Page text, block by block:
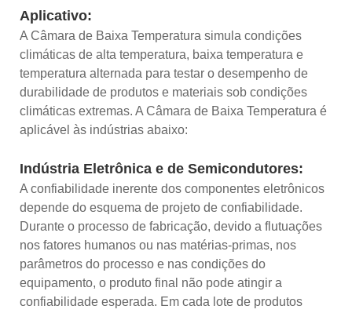
Aplicativo:
A Câmara de Baixa Temperatura simula condições
climáticas de alta temperatura, baixa temperatura e
temperatura alternada para testar o desempenho de
durabilidade de produtos e materiais sob condições
climáticas extremas. A Câmara de Baixa Temperatura é
aplicável às indústrias abaixo:
Indústria Eletrônica e de Semicondutores:
A confiabilidade inerente dos componentes eletrônicos
depende do esquema de projeto de confiabilidade.
Durante o processo de fabricação, devido a flutuações
nos fatores humanos ou nas matérias-primas, nos
parâmetros do processo e nas condições do
equipamento, o produto final não pode atingir a
confiabilidade esperada. Em cada lote de produtos